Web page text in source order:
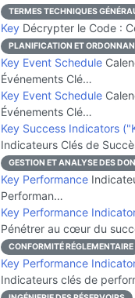
TERMES TECHNIQUES
Key Décrypter le Code :
PLANIFICATION ET
Key Event Schedule
Événements Clé…
Key Event Schedule
Événements Clé…
Key Success Indicators
Indicateurs Clés de
GESTION ET ANALYSE DES
Key Performance
Performan…
Key Performance
Pénétrer au cœur du
CONFORMITÉ RÉGLEMENTAIRE
Key Performance
Indicateurs clés de